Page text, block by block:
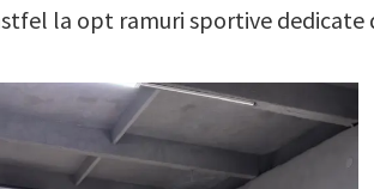
la opt ramuri sportive